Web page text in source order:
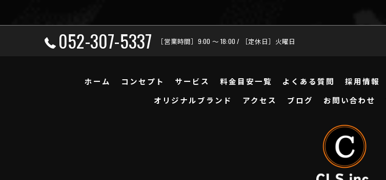
052-307-5337 ［営業時間］9:00 ～ 18:00 / ［定休日］火曜日
ホーム コンセプト サービス 料金目安一覧 よくある質問 採用情報
オリジナルブランド
アクセス ブログ お問い合わせ